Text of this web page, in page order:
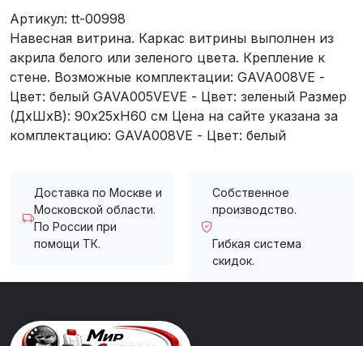
Артикул: tt-00998
Навесная витрина. Каркас витрины выполнен из
акрила белого или зеленого цвета. Крепление к
стене. Возможные комплектации: GAVA008VE -
Цвет: белый GAVA005VEVE - Цвет: зеленый Размер
(ДхШхВ): 90х25хH60 см Цена на сайте указана за
комплектацию: GAVA008VE - Цвет: белый
Доставка по Москве и
Московской области.
По России при
помощи ТК.
Собственное
производство.
Гибкая система
скидок.